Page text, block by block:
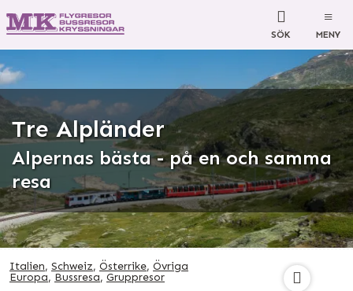
SÖK MENY
Tre Alpländer
Alpernas bästa - på en och samma
resa
Italien, Schweiz, Österrike, Övriga
Europa, Bussresa, Gruppresor